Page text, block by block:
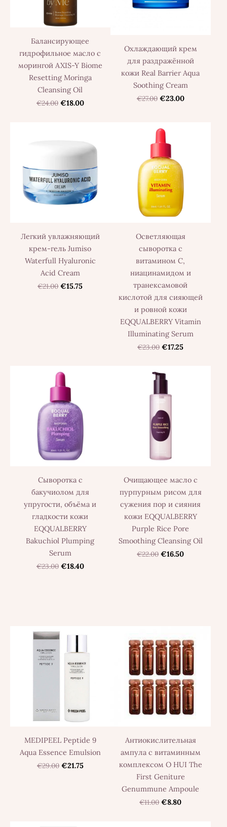
Балансирующее
гидрофильное масло с
морингой AXIS-Y Biome
Resetting Moringa
Cleansing Oil
€24.00 €18.00
Охлаждающий крем
для раздражённой
кожи Real Barrier Aqua
Soothing Cream
€27.00 €23.00
Легкий увлажняющий
крем-гель Jumiso
Waterfull Hyaluronic
Acid Cream
€21.00 €15.75
Осветляющая
сыворотка с
витамином С,
ниацинамидом и
транексамовой
кислотой для сияющей
и ровной кожи
EQQUALBERRY Vitamin
Illuminating Serum
€23.00 €17.25
Сыворотка с
бакучиолом для
упругости, объёма и
гладкости кожи
EQQUALBERRY
Bakuchiol Plumping
Serum
€23.00 €18.40
Очищающее масло с
пурпурным рисом для
сужения пор и сияния
кожи EQQUALBERRY
Purple Rice Pore
Smoothing Cleansing Oil
€22.00 €16.50
MEDIPEEL Peptide 9
Aqua Essence Emulsion
€29.00 €21.75
Антиокислительная
ампула с витаминным
комплексом O HUI The
First Geniture
Genummune Ampoule
€11.00 €8.80